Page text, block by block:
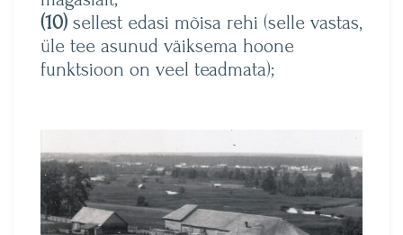
(10) sellest edasi mõisa rehi (selle vastas,
üle tee asunud väiksema hoone
funktsioon on veel teadmata);